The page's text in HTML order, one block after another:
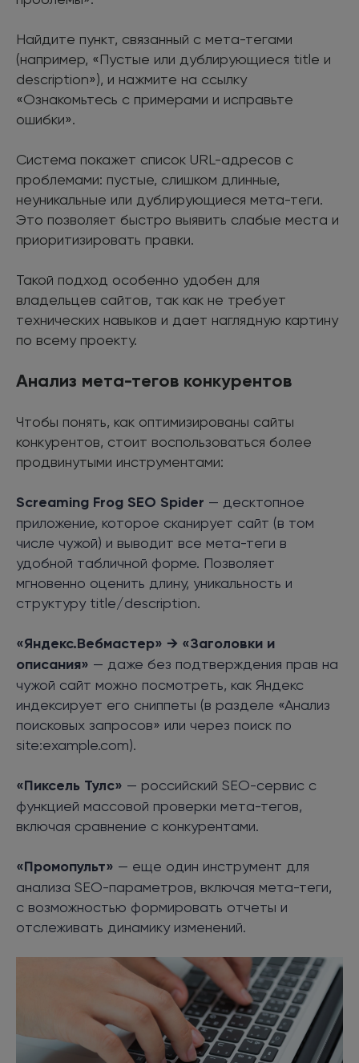
Найдите пункт, связанный с мета-тегами
(например, «Пустые или дублирующиеся title и
description»), и нажмите на ссылку
«Ознакомьтесь с примерами и исправьте
ошибки».
Система покажет список URL-адресов с
проблемами: пустые, слишком длинные,
неуникальные или дублирующиеся мета-теги.
Это позволяет быстро выявить слабые места и
приоритизировать правки.
Такой подход особенно удобен для
владельцев сайтов, так как не требует
технических навыков и дает наглядную картину
по всему проекту.
Анализ мета-тегов конкурентов
Чтобы понять, как оптимизированы сайты
конкурентов, стоит воспользоваться более
продвинутыми инструментами:
Screaming Frog SEO Spider — десктопное
приложение, которое сканирует сайт (в том
числе чужой) и выводит все мета-теги в
удобной табличной форме. Позволяет
мгновенно оценить длину, уникальность и
структуру title/description.
«Яндекс.Вебмастер» → «Заголовки и
описания» — даже без подтверждения прав на
чужой сайт можно посмотреть, как Яндекс
индексирует его сниппеты (в разделе «Анализ
поисковых запросов» или через поиск по
site:example.com).
«Пиксель Тулс» — российский SEO-сервис с
функцией массовой проверки мета-тегов,
включая сравнение с конкурентами.
«Промопульт» — еще один инструмент для
анализа SEO-параметров, включая мета-теги,
с возможностью формировать отчеты и
отслеживать динамику изменений.